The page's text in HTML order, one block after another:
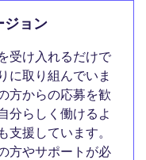
ジョン
受け入れるだけで
に取り組んでいま
方からの応募を歓
分らしく働けるよ
支援しています。
方やサポートが必